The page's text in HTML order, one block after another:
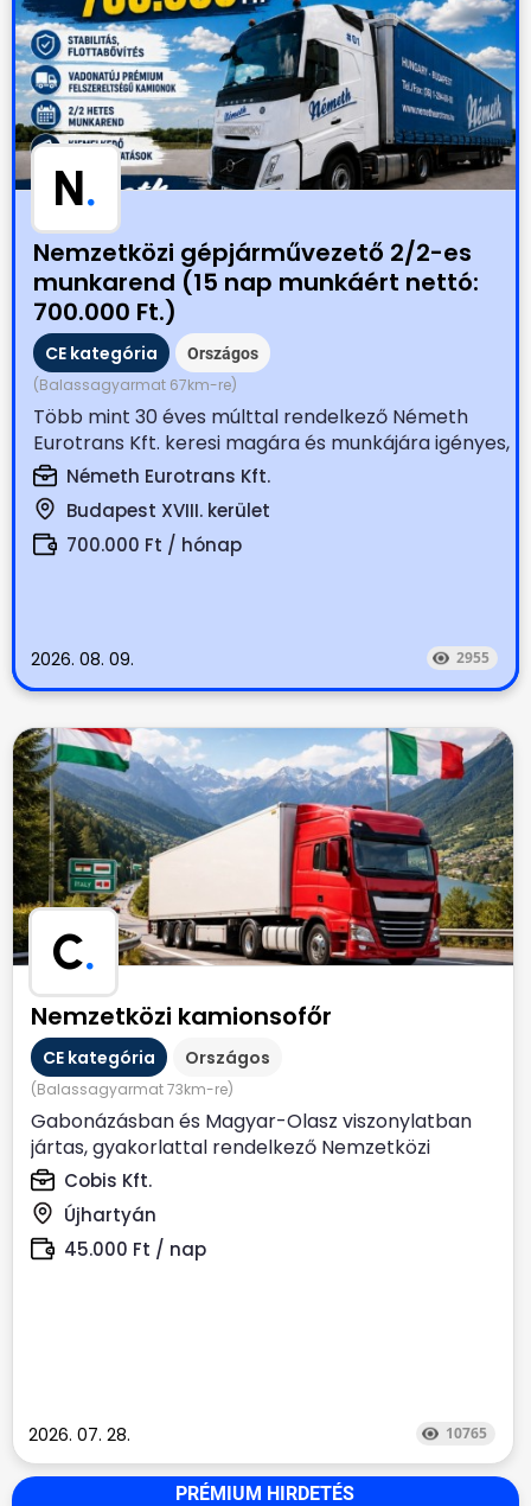
N.
Nemzetközi gépjárművezető 2/2-es
munkarend (15 nap munkáért nettó:
700.000 Ft.)
CE kategória Országos
(Balassagyarmat 67km-re)
Több mint 30 éves múlttal rendelkező Németh
Eurotrans Kft. keresi magára és munkájára igényes,
tapasztalt...
Németh Eurotrans Kft.
Budapest XVIII. kerület
700.000 Ft / hónap
2026. 08. 09. 2955
C.
Nemzetközi kamionsofőr
CE kategória Országos
(Balassagyarmat 73km-re)
Gabonázásban és Magyar-Olasz viszonylatban
jártas, gyakorlattal rendelkező Nemzetközi
kamionsofőrt keresünk....
Cobis Kft.
Újhartyán
45.000 Ft / nap
2026. 07. 28. 10765
PRÉMIUM HIRDETÉS